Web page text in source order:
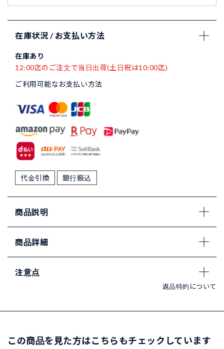
在庫状況 / お支払い方法
在庫あり
12:00迄のご注文で当日出荷(土日祝は10:00迄)
ご利用可能なお支払い方法
代金引換 銀行振込
商品説明
商品詳細
注意点
返品特約について
この商品を見た方はこちらもチェックしています